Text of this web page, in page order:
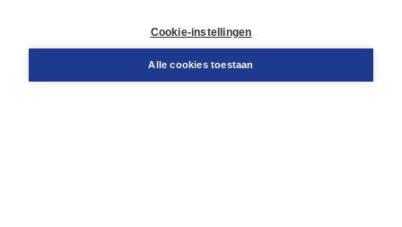
Cookie-instellingen
Alle cookies toestaan